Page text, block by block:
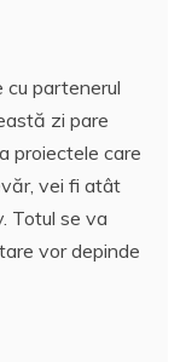
cu partenerul
zi pare
proiectele care
vei fi atât
Totul se va
vor depinde